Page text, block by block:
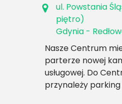
ul. Powstania
piętro)
Gdynia -
Nasze Centrum
parterze nowej
usługowej. Do
przynależy